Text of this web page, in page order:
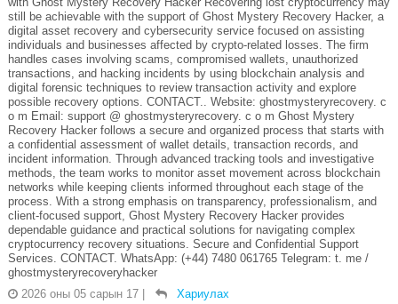
still be achievable with the support of Ghost Mystery Recovery Hacker, a
digital asset recovery and cybersecurity service focused on assisting
individuals and businesses affected by crypto-related losses. The firm
handles cases involving scams, compromised wallets, unauthorized
transactions, and hacking incidents by using blockchain analysis and
digital forensic techniques to review transaction activity and explore
possible recovery options. CONTACT.. Website: ghostmysteryrecovery. c
o m Email: support @ ghostmysteryrecovery. c o m Ghost Mystery
Recovery Hacker follows a secure and organized process that starts with
a confidential assessment of wallet details, transaction records, and
incident information. Through advanced tracking tools and investigative
methods, the team works to monitor asset movement across blockchain
networks while keeping clients informed throughout each stage of the
process. With a strong emphasis on transparency, professionalism, and
client-focused support, Ghost Mystery Recovery Hacker provides
dependable guidance and practical solutions for navigating complex
cryptocurrency recovery situations. Secure and Confidential Support
Services. CONTACT. WhatsApp: (+44) 7480 061765 Telegram: t. me /
ghostmysteryrecoveryhacker
2026 оны 05 сарын 17 | Хариулах